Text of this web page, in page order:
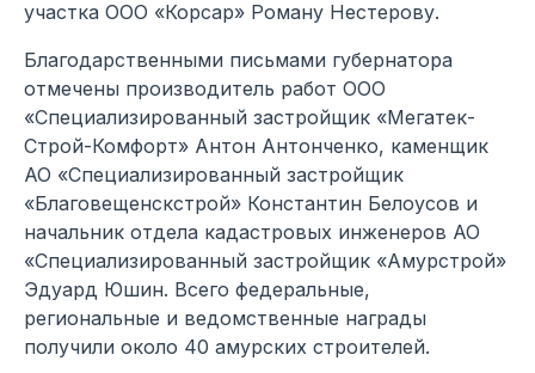
участка ООО «Корсар» Роману Нестерову.
Благодарственными письмами губернатора
отмечены производитель работ ООО
«Специализированный застройщик «Мегатек-
Строй-Комфорт» Антон Антонченко, каменщик
АО «Специализированный застройщик
«Благовещенскстрой» Константин Белоусов и
начальник отдела кадастровых инженеров АО
«Специализированный застройщик «Амурстрой»
Эдуард Юшин. Всего федеральные,
региональные и ведомственные награды
получили около 40 амурских строителей.